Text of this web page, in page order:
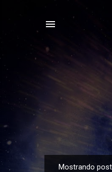
Mostrando